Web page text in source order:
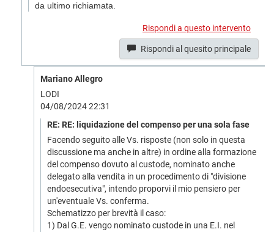
da ultimo richiamata.
Rispondi a questo intervento
Rispondi al quesito principale
Mariano Allegro
LODI
04/08/2024 22:31
RE: RE: liquidazione del compenso per una sola fase
Facendo seguito alle Vs. risposte (non solo in questa
discussione ma anche in altre) in ordine alla formazione
del compenso dovuto al custode, nominato anche
delegato alla vendita in un procedimento di "divisione
endoesecutiva", intendo proporvi il mio pensiero per
un'eventuale Vs. conferma.
Schematizzo per brevità il caso:
1) Dal G.E. vengo nominato custode in una E.I. nel